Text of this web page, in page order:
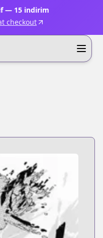
— 15 indirim
checkout